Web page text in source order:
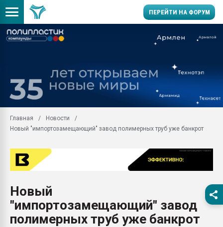
ПЕРЕЙТИ НА ФОРУМ
цикла
заводу пластмасс"
28.07.2026
28.07.2026
ситуацией на
Главная
Новости
Новый "импортозамещающий" завод полимерных труб уже банкрот
Новый
"импортозамещающий" завод
полимерных труб уже банкрот